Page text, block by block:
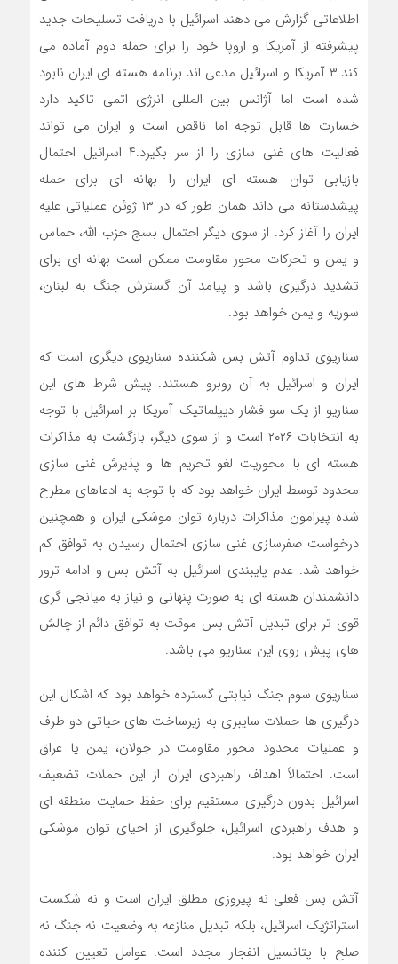
اطلاعاتی گزارش می دهند اسرائیل با دریافت تسلیحات جدید
پیشرفته از آمریکا و اروپا خود را برای حمله دوم آماده می
کند.۳ آمریکا و اسرائیل مدعی اند برنامه هسته ای ایران نابود
شده است اما آژانس بین المللی انرژی اتمی تاکید دارد
خسارت ها قابل توجه اما ناقص است و ایران می تواند
فعالیت های غنی سازی را از سر بگیرد.۴ اسرائیل احتمال
بازیابی توان هسته ای ایران را بهانه ای برای حمله
پیشدستانه می داند همان طور که در ۱۳ ژوئن عملیاتی علیه
ایران را آغاز کرد. از سوی دیگر احتمال بسج حزب الله، حماس
و یمن و تحرکات محور مقاومت ممکن است بهانه ای برای
تشدید درگیری باشد و پیامد آن گسترش جنگ به لبنان،
سوریه و یمن خواهد بود.
سناریوی تداوم آتش بس شکننده سناریوی دیگری است که
ایران و اسرائیل به آن روبرو هستند. پیش شرط های این
سناریو از یک سو فشار دیپلماتیک آمریکا بر اسرائیل با توجه
به انتخابات ۲۰۲۶ است و از سوی دیگر، بازگشت به مذاکرات
هسته ای با محوریت لغو تحریم ها و پذیرش غنی سازی
محدود توسط ایران خواهد بود که با توجه به ادعاهای مطرح
شده پیرامون مذاکرات درباره توان موشکی ایران و همچنین
درخواست صفرسازی غنی سازی احتمال رسیدن به توافق کم
خواهد شد. عدم پایبندی اسرائیل به آتش بس و ادامه ترور
دانشمندان هسته ای به صورت پنهانی و نیاز به میانجی گری
قوی تر برای تبدیل آتش بس موقت به توافق دائم از چالش
های پیش روی این سناریو می باشد.
سناریوی سوم جنگ نیابتی گسترده خواهد بود که اشکال این
درگیری ها حملات سایبری به زیرساخت های حیاتی دو طرف
و عملیات محدود محور مقاومت در جولان، یمن یا عراق
است. احتمالاً اهداف راهبردی ایران از این حملات تضعیف
اسرائیل بدون درگیری مستقیم برای حفظ حمایت منطقه ای
و هدف راهبردی اسرائیل، جلوگیری از احیای توان موشکی
ایران خواهد بود.
آتش بس فعلی نه پیروزی مطلق ایران است و نه شکست
استراتژیک اسرائیل، بلکه تبدیل منازعه به وضعیت نه جنگ نه
صلح با پتانسیل انفجار مجدد است. عوامل تعیین کننده